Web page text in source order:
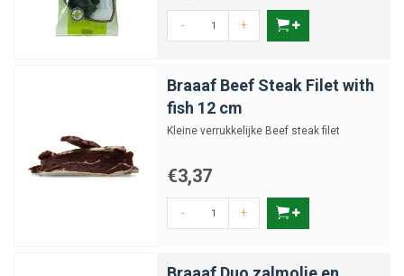
- +
Braaaf Beef Steak Filet with
fish 12 cm
Kleine verrukkelijke Beef steak filet
€3,37
- +